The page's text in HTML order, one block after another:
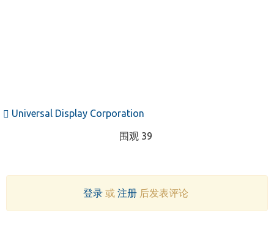
Universal Display Corporation
围观 39
登录或 注册后发表评论